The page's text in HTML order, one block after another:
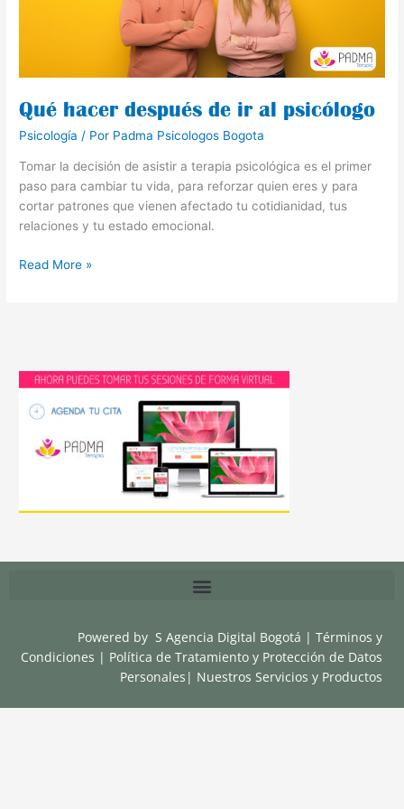
Qué hacer después de ir al psicólogo
Psicología / Por Padma Psicologos Bogota
Tomar la decisión de asistir a terapia psicológica es el primer
paso para cambiar tu vida, para reforzar quien eres y para
cortar patrones que vienen afectado tu cotidianidad, tus
relaciones y tu estado emocional.
Read More »
Powered by S Agencia Digital Bogotá |Términos y
Condiciones | Política de Tratamiento y Protección de Datos
Personales | Nuestros Servicios y Productos